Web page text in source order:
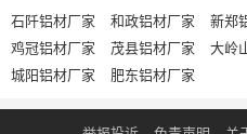
石阡铝材厂家 和政铝材厂家 新郑
鸡冠铝材厂家
茂县铝材厂家 大岭
城阳铝材厂家
肥东铝材厂家